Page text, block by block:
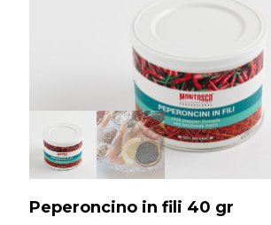
Peperoncino in fili 40 gr